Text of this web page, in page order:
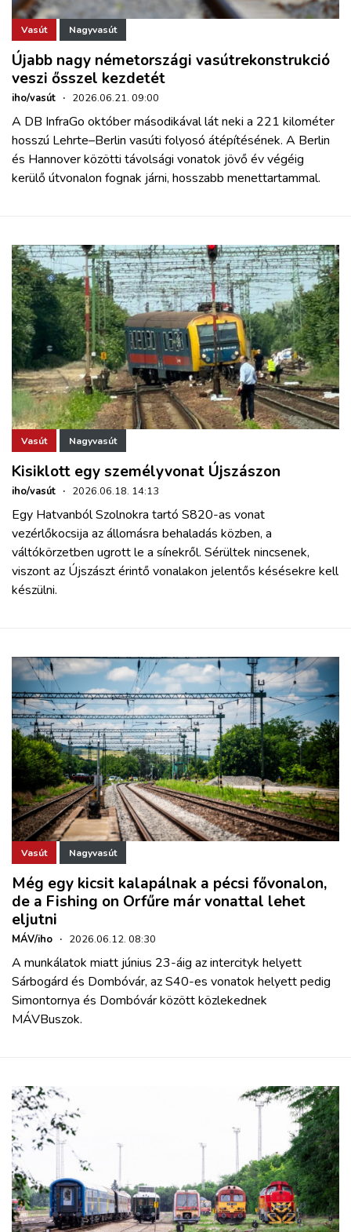
Vasút Nagyvasút
Újabb nagy németországi vasútrekonstrukció
veszi ősszel kezdetét
iho/vasút · 2026.06.21. 09:00
A DB InfraGo október másodikával lát neki a 221 kilométer
hosszú Lehrte–Berlin vasúti folyosó átépítésének. A Berlin
és Hannover közötti távolsági vonatok jövő év végéig
kerülő útvonalon fognak járni, hosszabb menettartammal.
Vasút Nagyvasút
Kisiklott egy személyvonat Újszászon
iho/vasút · 2026.06.18. 14:13
Egy Hatvanból Szolnokra tartó S820-as vonat
vezérlőkocsija az állomásra behaladás közben, a
váltókörzetben ugrott le a sínekről. Sérültek nincsenek,
viszont az Újszászt érintő vonalakon jelentős késésekre kell
készülni.
Vasút Nagyvasút
Még egy kicsit kalapálnak a pécsi fővonalon,
de a Fishing on Orfűre már vonattal lehet
eljutni
MÁV/iho · 2026.06.12. 08:30
A munkálatok miatt június 23-áig az intercityk helyett
Sárbogárd és Dombóvár, az S40-es vonatok helyett pedig
Simontornya és Dombóvár között közlekednek
MÁVBuszok.